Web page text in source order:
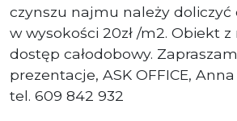
czynszu najmu należy doliczyć
w wysokości 20zł /m2. Obiekt z
dostęp całodobowy.
prezentacje, ASK OFFICE,
tel. 609 842 932